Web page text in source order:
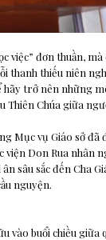
việc” đơn thuần,
thanh thiếu niên
trở nên những
Thiên Chúa giữa
Mục vụ Giáo sở đã
Don Rua nhân
sâu sắc đến Cha
nguyện.
buổi chiều giữa